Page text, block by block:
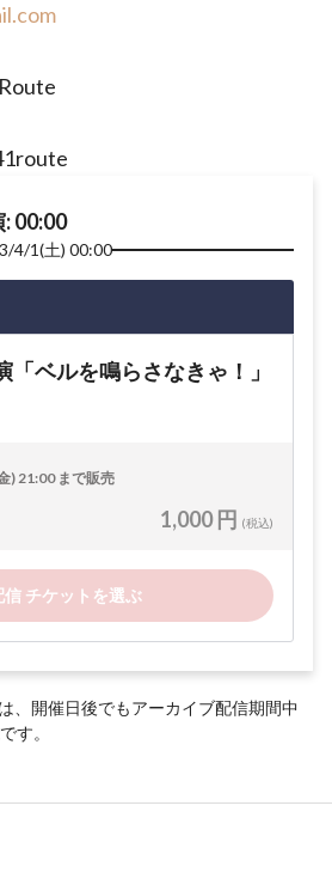
00:00
4/1(土) 00:00
「ベルを鳴らさなきゃ！」
) 21:00 まで販売
1,000 円 (税込)
信 チケットを選ぶ
、開催日後でもアーカイブ配信期間中
す。